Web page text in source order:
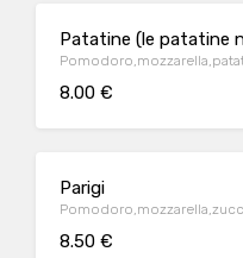
Patatine (le patatine
8.00 €
Parigi
8.50 €